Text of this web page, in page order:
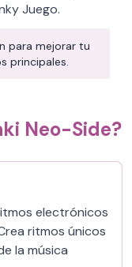
Juego.
para mejorar tu
principales.
Neo-Side?
electrónicos
ritmos únicos
la música